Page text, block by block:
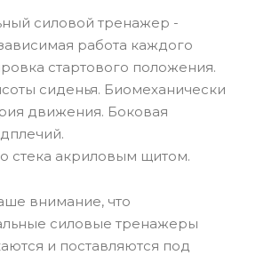
силовой тренажер -
работа каждого
стартового положения.
сиденья. Биомеханически
движения. Боковая
стека акриловым щитом.
внимание, что
силовые тренажеры
и поставляются под